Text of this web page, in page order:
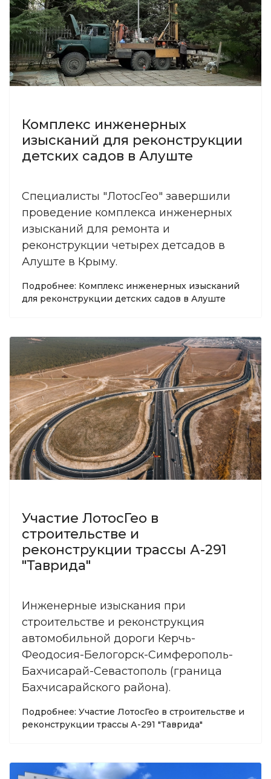
Комплекс инженерных
изысканий для реконструкции
детских садов в Алуште
Специалисты "ЛотосГео" завершили
проведение комплекса инженерных
изысканий для ремонта и
реконструкции четырех детсадов в
Алуште в Крыму.
Подробнее: Комплекс инженерных изысканий
для реконструкции детских садов в Алуште
Участие ЛотосГео в
строительстве и
реконструкции трассы А-291
"Таврида"
Инженерные изыскания при
строительстве и реконструкция
автомобильной дороги Керчь-
Феодосия-Белогорск-Симферополь-
Бахчисарай-Севастополь (граница
Бахчисарайского района).
Подробнее: Участие ЛотосГео в строительстве и
реконструкции трассы А-291 "Таврида"